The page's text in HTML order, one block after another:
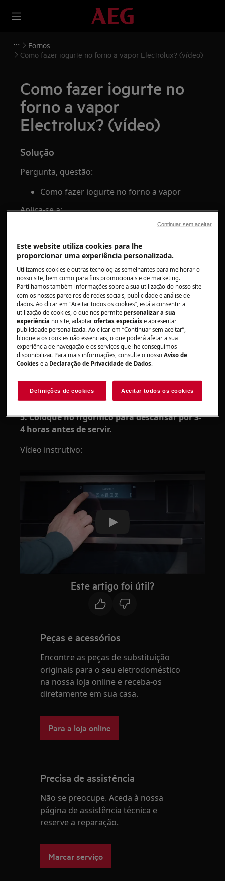
Fornos
Como fazer iogurte no forno a vapor Electrolux? (vídeo)
Como fazer iogurte no
forno a vapor
Electrolux? (vídeo)
Solução
Pergunta, questão:
Como fazer iogurte no forno a vapor
Aplica-se a:
Forno SteamBoost
Resolução:
1. Despeje 150 ml de leite em cada recipiente.
2. Adicione 1 colher de sopa de iogurte
natural em cada recipiente e mexa
delicadamente.
3. Selecione "Função de iogurte" no menu
Função especial de aquecimento.
4. Vapor de 6 a 10 horas.
5. Coloque no frgorifico para descansar por 3-
4 horas antes de servir.
Vídeo instrutivo:
Play
Este artigo foi útil?
Peças e acessórios
Encontre as peças de substituição
originais para o seu eletrodoméstico
na nossa loja online e receba-os
diretamente em sua casa.
Para a loja online
Precisa de assistência
Não se preocupe. Aceda à nossa
página de assistência técnica e
reserve a reparação.
Marcar serviço
Este website utiliza cookies para lhe
proporcionar uma experiência personalizada.
Utilizamos cookies e outras tecnologias semelhantes para melhorar o
nosso site, bem como para fins promocionais e de marketing.
Partilhamos também informações sobre a sua utilização do nosso site
com os nossos parceiros de redes sociais, publicidade e análise de
dados. Ao clicar em "Aceitar todos os cookies”, está a consentir a
utilização de cookies, o que nos permitepersonalizar a sua
experiência no site, adaptarofertas especiaise apresentar
publicidade personalizada. Ao clicar em “Continuar sem aceitar”,
bloqueia os cookies não essenciais, o que poderá afetar a sua
experiência de navegação e os serviços que lhe conseguimos
disponibilizar. Para mais informações, consulte o nossoAviso de
Cookies e a Declaração de Privacidade de Dados.
Definições de cookies Aceitar todos os cookies
Continuar sem aceitar